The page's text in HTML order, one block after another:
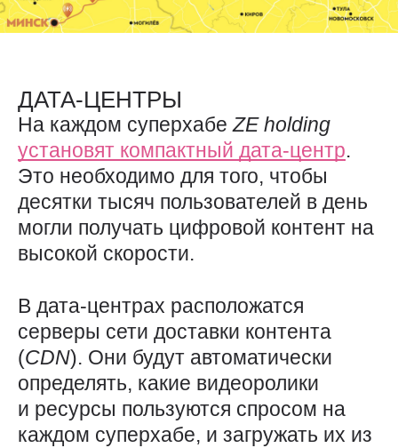
ДАТА-ЦЕНТРЫ
На каждом суперхабеZEholding
установят компактный дата-центр.
Это необходимо для того, чтобы
десятки тысяч пользователей в день
могли получать цифровой контент на
высокой скорости.
В дата-центрах расположатся
серверы сети доставки контента
(CDN). Они будут автоматически
определять, какие видеоролики
и ресурсы пользуются спросом на
каждом суперхабе, и загружать их из